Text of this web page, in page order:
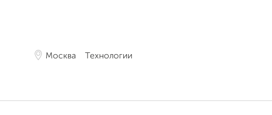
Москва Технологии